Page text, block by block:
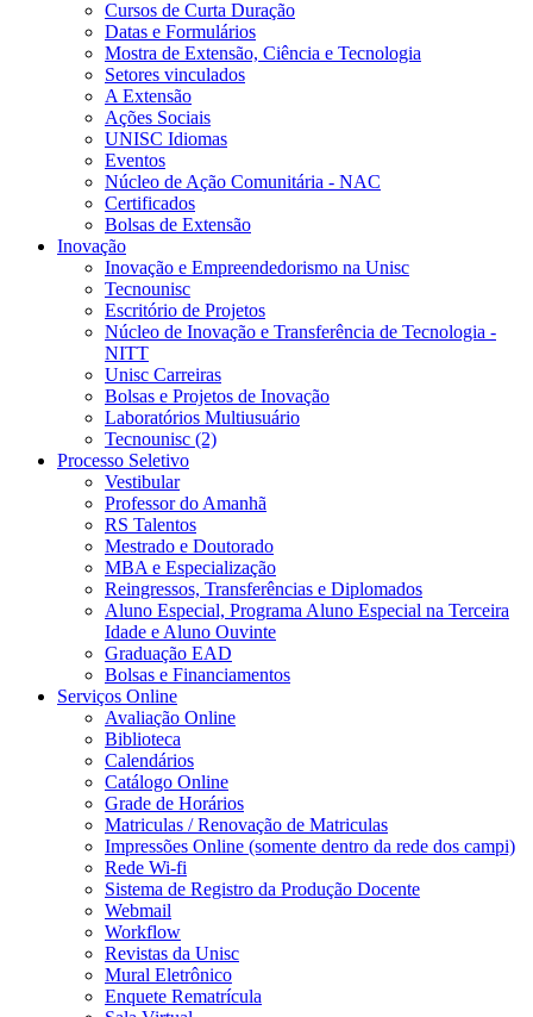
Cursos de Curta Duração
Datas e Formulários
Mostra de Extensão, Ciência e Tecnologia
Setores vinculados
A Extensão
Ações Sociais
UNISC Idiomas
Eventos
Núcleo de Ação Comunitária - NAC
Certificados
Bolsas de Extensão
Inovação
Inovação e Empreendedorismo na Unisc
Tecnounisc
Escritório de Projetos
Núcleo de Inovação e Transferência de Tecnologia -
NITT
Unisc Carreiras
Bolsas e Projetos de Inovação
Laboratórios Multiusuário
Tecnounisc (2)
Processo Seletivo
Vestibular
Professor do Amanhã
RS Talentos
Mestrado e Doutorado
MBA e Especialização
Reingressos, Transferências e Diplomados
Aluno Especial, Programa Aluno Especial na Terceira
Idade e Aluno Ouvinte
Graduação EAD
Bolsas e Financiamentos
Serviços Online
Avaliação Online
Biblioteca
Calendários
Catálogo Online
Grade de Horários
Matriculas / Renovação de Matriculas
Impressões Online (somente dentro da rede dos campi)
Rede Wi-fi
Sistema de Registro da Produção Docente
Webmail
Workflow
Revistas da Unisc
Mural Eletrônico
Enquete Rematrícula